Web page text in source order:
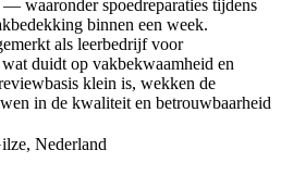
waaronder spoedreparaties tijdens
binnen een week.
als leerbedrijf voor
duidt op vakbekwaamheid en
klein is, wekken de
in de kwaliteit en betrouwbaarheid
Nederland